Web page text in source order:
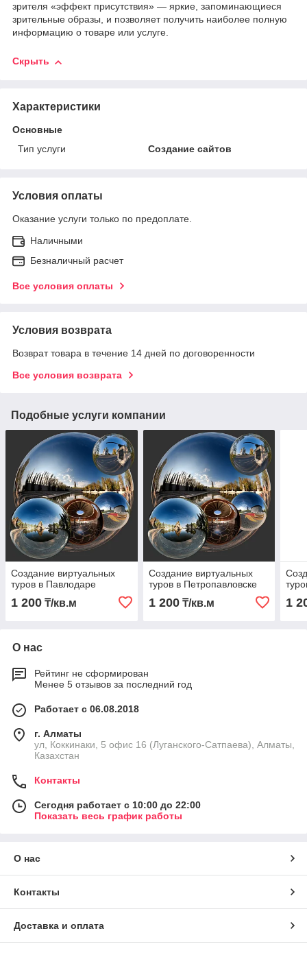
зрителя «эффект присутствия» — яркие, запоминающиеся
зрительные образы, и позволяет получить наиболее полную
информацию о товаре или услуге.
Скрыть
Характеристики
Основные
Тип услуги
Создание сайтов
Условия оплаты
Оказание услуги только по предоплате.
Наличными
Безналичный расчет
Все условия оплаты
Условия возврата
Возврат товара в течение 14 дней по договоренности
Все условия возврата
Подобные услуги компании
Создание виртуальных
туров в Павлодаре
1 200 ₸/кв.м
Создание виртуальных
туров в Петропавловске
1 200₸/кв.м 1
О нас
Рейтинг не сформирован
Менее 5 отзывов за последний год
Работает с 06.08.2018
г. Алматы
ул, Коккинаки, 5 офис 16 (Луганского-Сатпаева), Алматы,
Казахстан
Контакты
Сегодня работает с 10:00 до 22:00
Показать весь график работы
О нас
Контакты
Доставка и оплата